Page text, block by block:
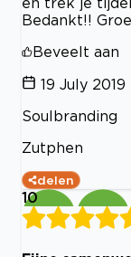
Bedankt!!
Beveelt aan
19 July 2019
Soulbranding
Zutphen
delen
10